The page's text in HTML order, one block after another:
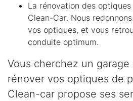
La rénovation des
Clean-Car. Nous
vos optiques, et vous
conduite optimum.
Vous cherchez un garage
rénover vos optiques de
Clean-car propose ses